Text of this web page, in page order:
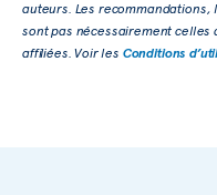
auteurs. Les
sont pas nécessairement celles
affiliées. Voir les Conditions